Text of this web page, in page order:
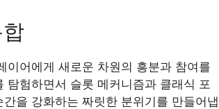
이어에게 새로운 차원의 흥분과 참여를
험하면서 슬롯 메커니즘과 클래식 포
을 강화하는 짜릿한 분위기를 만들어냅